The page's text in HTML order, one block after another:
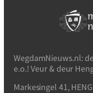
WegdamNieuws.nl:
e.o.! Veur & deur
Markesingel 41,